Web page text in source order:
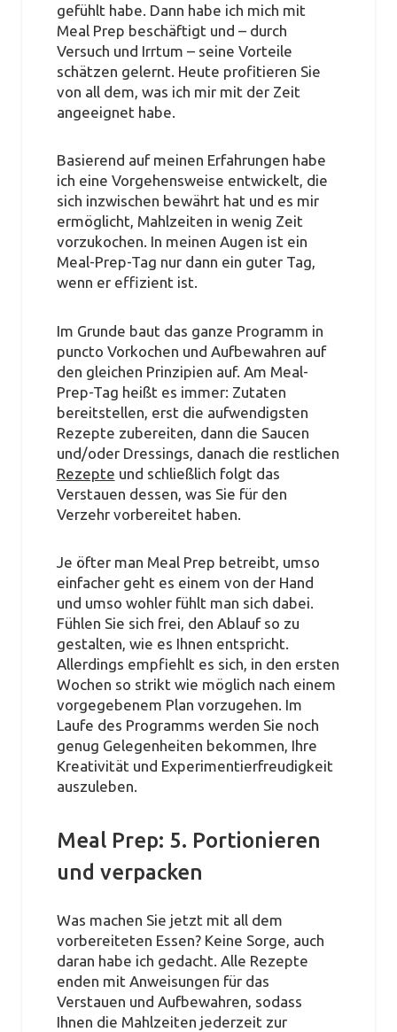
gefühlt habe. Dann habe ich mich mit
Meal Prep beschäftigt und – durch
Versuch und Irrtum – seine Vorteile
schätzen gelernt. Heute profitieren Sie
von all dem, was ich mir mit der Zeit
angeeignet habe.
Basierend auf meinen Erfahrungen habe
ich eine Vorgehensweise entwickelt, die
sich inzwischen bewährt hat und es mir
ermöglicht, Mahlzeiten in wenig Zeit
vorzukochen. In meinen Augen ist ein
Meal-Prep-Tag nur dann ein guter Tag,
wenn er effizient ist.
Im Grunde baut das ganze Programm in
puncto Vorkochen und Aufbewahren auf
den gleichen Prinzipien auf. Am Meal-
Prep-Tag heißt es immer: Zutaten
bereitstellen, erst die aufwendigsten
Rezepte zubereiten, dann die Saucen
und/oder Dressings, danach die restlichen
Rezepte und schließlich folgt das
Verstauen dessen, was Sie für den
Verzehr vorbereitet haben.
Je öfter man Meal Prep betreibt, umso
einfacher geht es einem von der Hand
und umso wohler fühlt man sich dabei.
Fühlen Sie sich frei, den Ablauf so zu
gestalten, wie es Ihnen entspricht.
Allerdings empfiehlt es sich, in den ersten
Wochen so strikt wie möglich nach einem
vorgegebenem Plan vorzugehen. Im
Laufe des Programms werden Sie noch
genug Gelegenheiten bekommen, Ihre
Kreativität und Experimentierfreudigkeit
auszuleben.
Meal Prep: 5. Portionieren
und verpacken
Was machen Sie jetzt mit all dem
vorbereiteten Essen? Keine Sorge, auch
daran habe ich gedacht. Alle Rezepte
enden mit Anweisungen für das
Verstauen und Aufbewahren, sodass
Ihnen die Mahlzeiten jederzeit zur